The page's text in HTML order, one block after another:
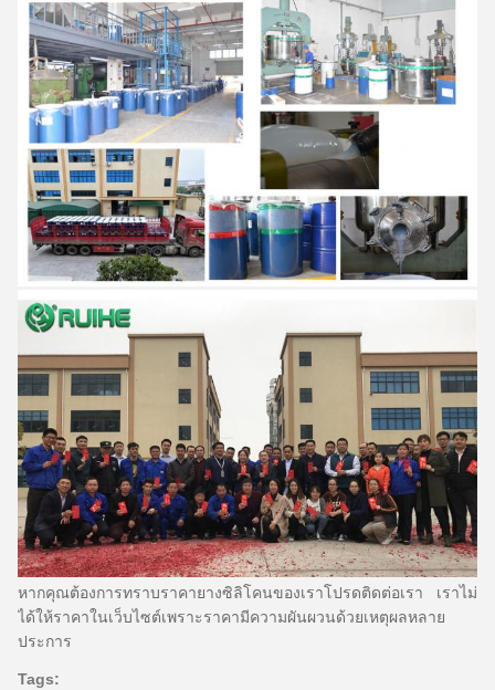
หากคุณต้องการทราบราคายางซิลิโคนของเราโปรดติดต่อเรา
เราไม่
ได้ให้ราคาในเว็บไซต์เพราะราคามีความผันผวนด้วยเหตุผลหลาย
ประการ
Tags: